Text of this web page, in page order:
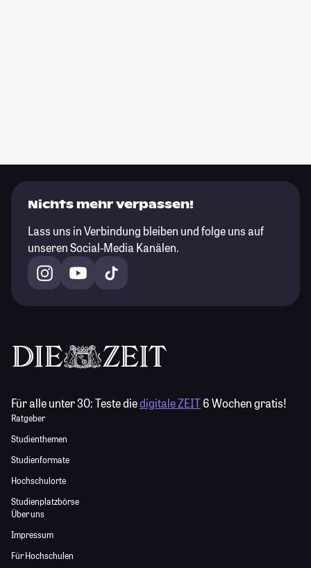
Nichts mehr verpassen!
Lass uns in Verbindung bleiben und folge uns auf
unseren Social-Media Kanälen.
Für alle unter 30:Teste diedigitale ZEIT6 Wochen gratis!
Ratgeber
Studienthemen
Studienformate
Hochschulorte
Studienplatzbörse
Über uns
Impressum
Für Hochschulen